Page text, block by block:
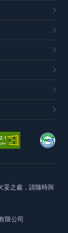
妥之處，請隨時與
限公司